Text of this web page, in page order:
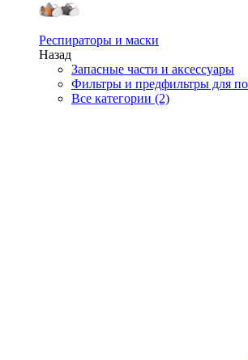
Респираторы и маски
Назад
Запасные части и аксессуары
Фильтры и предфильтры для
Все категории (2)